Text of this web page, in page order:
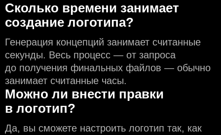
Сколько времени занимает
создание логотипа?
Генерация концепций занимает считанные
секунды. Весь процесс — от запроса
до получения финальных файлов — обычно
занимает считанные часы.
Можно ли внести правки
в логотип?
Да, вы сможете настроить логотип так, как